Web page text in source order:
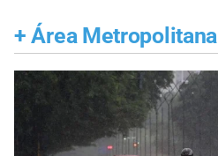
+ Área Metropolitana